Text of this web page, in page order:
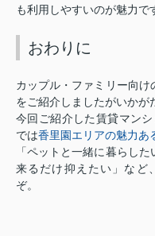
も利用しやすいのが魅力で
おわりに
カップル・ファミリー向け
をご紹介しましたがいかが
今回ご紹介した賃貸マン
では香里園エリアの魅力あ
「ペットと一緒に暮らし
来るだけ抑えたい」など
ぞ。